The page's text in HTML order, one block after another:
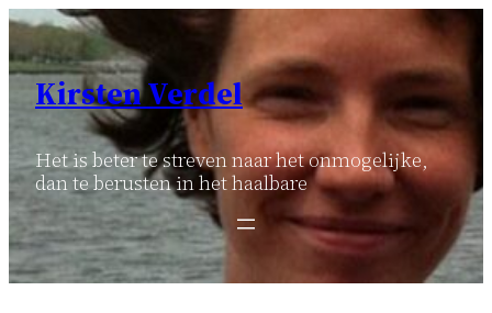
Ga
naar
inhoud
Kirsten Verdel
Het is beter te streven naar het onmogelijke,
dan te berusten in het haalbare